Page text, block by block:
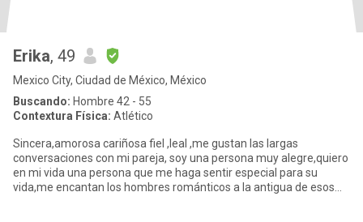
Erika, 49
Mexico City, Ciudad de México, México
Buscando: Hombre 42 - 55
Contextura Física: Atlético
Sincera,amorosa cariñosa fiel ,leal ,me gustan las largas
conversaciones con mi pareja, soy una persona muy alegre,quiero
en mi vida una persona que me haga sentir especial para su
vida,me encantan los hombres románticos a la antigua de esos